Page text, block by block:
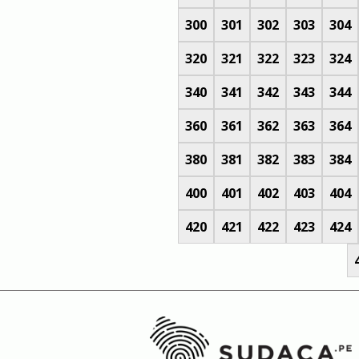
300 301 302 303
304
320
321 322 323
324
340
341 342 343
344
360
361 362 363
364
380
381 382 383
384
400
401 402 403
404
420
421 422 423
424